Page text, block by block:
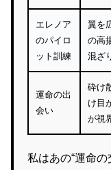
エレノア
のパイロ
ット訓練
翼を
の高
混ざ
運命の出
会い
砕け
け目
が視
私はあの“運命